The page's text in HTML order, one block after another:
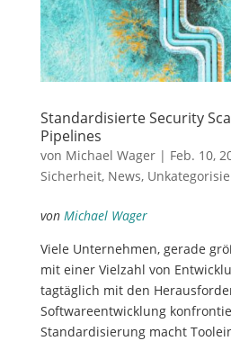
Standardisierte Security
Pipelines
von Michael Wager| Feb. 10,
Sicherheit, News,
von Michael Wager
Viele Unternehmen, gerade
mit einer Vielzahl von
tagtäglich mit den
Softwareentwicklung
Standardisierung macht